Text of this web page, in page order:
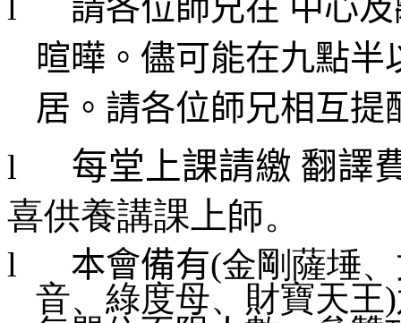
暄曄。儘可能在九點
居。請各位師兄相互提
l
每堂上課請繳 翻譯
喜供養講課上師。
l 本會備有(金剛薩埵
音、綠度母、財寶天王